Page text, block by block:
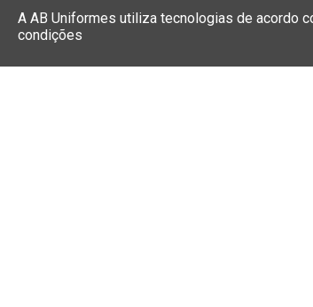
A AB Uniformes utiliza tecnologias de acordo
condições